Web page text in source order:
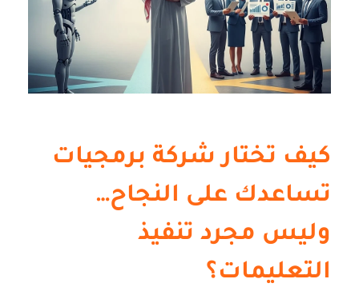
كيف تختار شركة برمجيات
تساعدك على النجاح…
وليس مجرد تنفيذ
التعليمات؟